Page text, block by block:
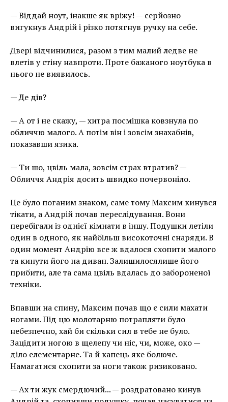
— Віддай ноут, інакше як вріжу! — серйозно
вигукнув Андрій і різко потягнув ручку на себе.
Двері відчинилися, разом з тим малий ледве не
влетів у стіну навпроти. Проте бажаного ноутбука в
нього не виявилось.
— Де дів?
— А от і не скажу, — хитра посмішка ковзнула по
обличчю малого. А потім він і зовсім знахабнів,
показавши язика.
— Ти шо, цвіль мала, зовсім страх втратив? —
Обличчя Андрія досить швидко почервоніло.
Це було поганим знаком, саме тому Максим кинувся
тікати, а Андрій почав переслідування. Вони
перебігали із однієї кімнати в іншу. Подушки летіли
один в одного, як найбільш високоточні снаряди. В
один момент Андрію все ж вдалося схопити малого
та кинути його на диван. Залишилосялише його
прибити, але та сама цвіль вдалась до забороненої
техніки.
Впавши на спину, Максим почав що є сили махати
ногами. Під цю молотарню потрапляти було
небезпечно, хай би скільки сил в тебе не було.
Зацідити ногою в щелепу чи ніс, чи, може, око —
діло елементарне. Та й капець яке болюче.
Намагатися схопити за ноги також ризиковано.
— Ах ти жук смердючий... — роздратовано кинув